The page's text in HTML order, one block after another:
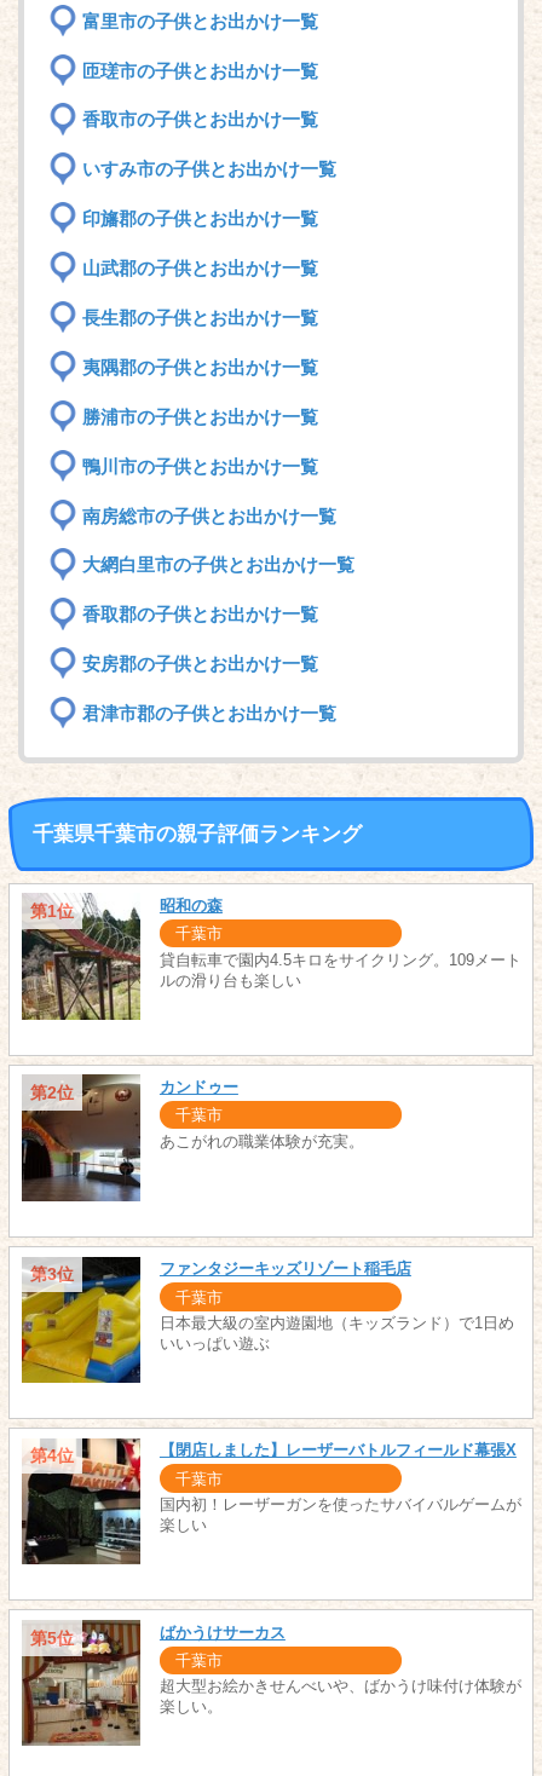
富里市の子供とお出かけ一覧
匝瑳市の子供とお出かけ一覧
香取市の子供とお出かけ一覧
いすみ市の子供とお出かけ一覧
印旛郡の子供とお出かけ一覧
山武郡の子供とお出かけ一覧
長生郡の子供とお出かけ一覧
夷隅郡の子供とお出かけ一覧
勝浦市の子供とお出かけ一覧
鴨川市の子供とお出かけ一覧
南房総市の子供とお出かけ一覧
大網白里市の子供とお出かけ一覧
香取郡の子供とお出かけ一覧
安房郡の子供とお出かけ一覧
君津市郡の子供とお出かけ一覧
千葉県千葉市の親子評価ランキング
第1位 昭和の森
千葉市
貸自転車で園内4.5キロをサイクリング。109メート
ルの滑り台も楽しい
第2位 カンドゥー
千葉市
あこがれの職業体験が充実。
第3位 ファンタジーキッズリゾート稲毛店
千葉市
日本最大級の室内遊園地（キッズランド）で1日め
いいっぱい遊ぶ
第4位 【閉店しました】レーザーバトルフィールド幕張X
千葉市
国内初！レーザーガンを使ったサバイバルゲームが
楽しい
第5位 ばかうけサーカス
千葉市
超大型お絵かきせんべいや、ばかうけ味付け体験が
楽しい。